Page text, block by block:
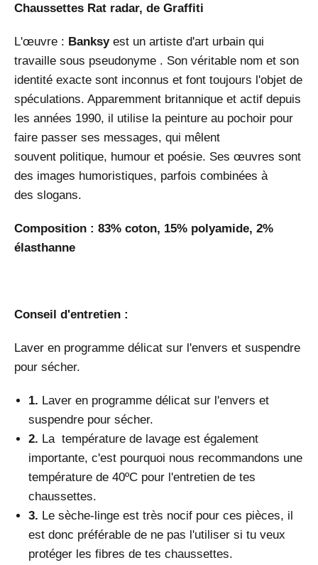
Chaussettes Rat radar, de Graffiti
L'œuvre : Banksyest un artiste d'art urbain qui
travaille sous pseudonyme . Son véritable nom et son
identité exacte sont inconnus et font toujours l'objet de
spéculations. Apparemment britannique et actif depuis
les années 1990, il utilise la peinture au pochoir pour
faire passer ses messages, qui mêlent
souvent politique, humour et poésie. Ses œuvres sont
des images humoristiques, parfois combinées à
des slogans.
Composition : 83% coton, 15% polyamide, 2%
élasthanne
Conseil d'entretien :
Laver en programme délicat sur l'envers et suspendre
pour sécher.
1. Laver en programme délicat sur l'envers et
suspendre pour sécher.
2. La température de lavage est également
importante, c'est pourquoi nous recommandons une
température de 40ºC pour l'entretien de tes
chaussettes.
3. Le sèche-linge est très nocif pour ces pièces, il
est donc préférable de ne pas l'utiliser si tu veux
protéger les fibres de tes chaussettes.